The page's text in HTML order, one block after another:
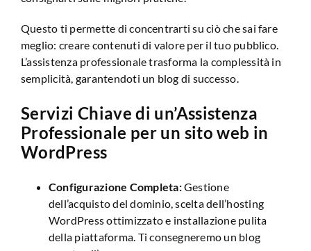
Questo ti permette di concentrarti su ciò che sai fare
meglio: creare contenuti di valore per il tuo pubblico.
L’assistenza professionale trasforma la complessità in
semplicità, garantendoti un blog di successo.
Servizi Chiave di un’Assistenza
Professionale per un sito web in
WordPress
Configurazione Completa:Gestione
dell’acquisto del dominio, scelta dell’hosting
WordPress ottimizzato e installazione pulita
della piattaforma. Ti consegneremo un blog